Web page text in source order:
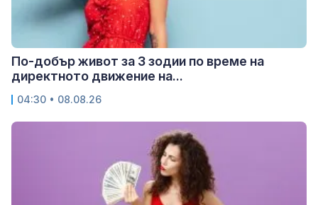
По-добър живот за 3 зодии по време на
директното движение на...
04:30 • 08.08.26